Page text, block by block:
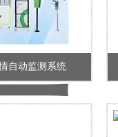
自动监测系统